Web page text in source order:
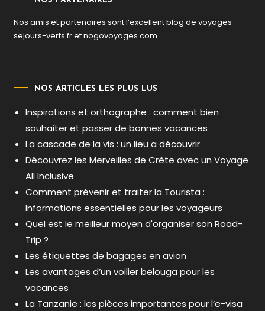
Nos amis et partenaires sont l’excellent blog de voyages
sejours-verts.fretnogovoyages.com
NOS ARTICLES LES PLUS LUS
Inspirations et orthographe : comment bien
souhaiter et passer de bonnes vacances
La cascade de la vis : un lieu a découvrir
Découvrez les Merveilles de Crète avec un Voyage
All Inclusive
Comment prévenir et traiter la Tourista :
Informations essentielles pour les voyageurs
Quel est le meilleur moyen d'organiser son Road-
Trip ?
Les étiquettes de bagages en avion
Les avantages d’un voilier belouga pour les
vacances
La Tanzanie : les pièces importantes pour l’e-visa